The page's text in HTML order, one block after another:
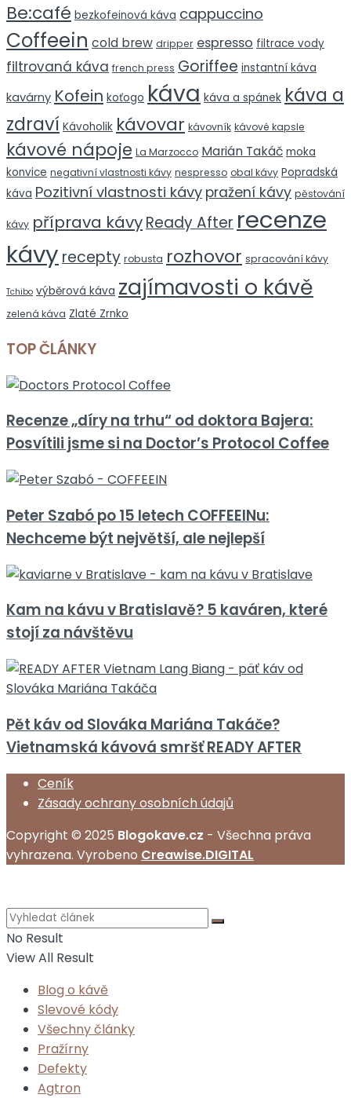
Be:café bezkofeinová káva cappuccino
Coffeein cold brew dripper espresso filtrace vody
filtrovaná káva french press Goriffee instantní káva
kavárny Kofein koťogo káva káva a spánek káva a
zdraví Kávoholik kávovar kávovník kávové kapsle
kávové nápoje La Marzocco Marián Takáč moka
konvice negativní vlastnosti kávy nespresso obal kávy Popradská
káva Pozitivní vlastnosti kávy pražení kávy pěstování
kávy příprava kávyReady After recenze
kávy recepty robusta rozhovor spracování kávy
Tchibo výběrová káva zajímavosti o kávě
zelená káva Zlaté Zrnko
TOP ČLÁNKY
Recenze „díry na trhu“ od doktora Bajera:
Posvítili jsme si na Doctor’s Protocol Coffee
Peter Szabó po 15 letech COFFEEINu:
Nechceme být největší, ale nejlepší
Kam na kávu v Bratislavě? 5 kaváren, které
stojí za návštěvu
Pět káv od Slováka Mariána Takáče?
Vietnamská kávová smršť READY AFTER
Ceník
Zásady ochrany osobních údajů
Copyright © 2025 Blogokave.cz - Všechna práva
vyhrazena. Vyrobeno Creawise.DIGITAL
No Result
View All Result
Blog o kávě
Slevové kódy
Všechny články
Pražírny
Defekty
Agtron